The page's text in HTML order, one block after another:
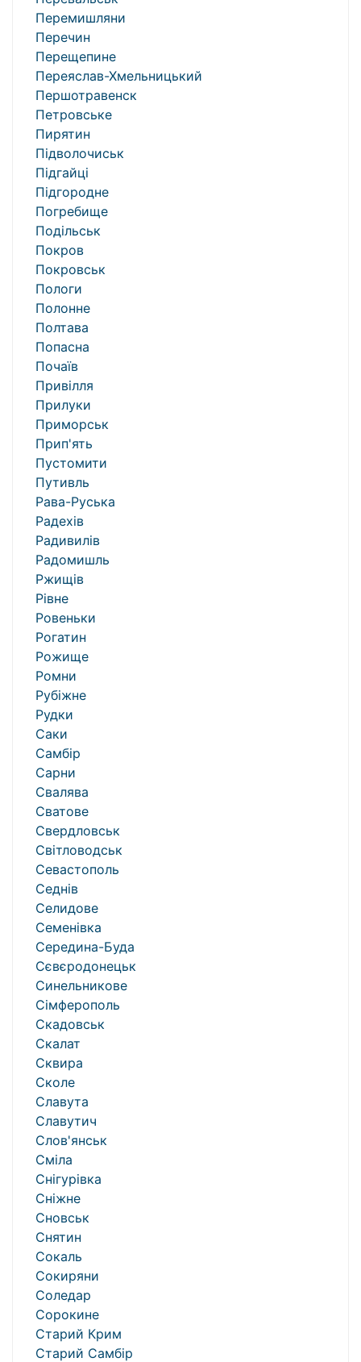
Перемишляни
Перечин
Перещепине
Переяслав-Хмельницький
Першотравенск
Петровське
Пирятин
Підволочиськ
Підгайці
Підгородне
Погребище
Подільськ
Покров
Покровськ
Пологи
Полонне
Полтава
Попасна
Почаїв
Привілля
Прилуки
Приморськ
Прип'ять
Пустомити
Путивль
Рава-Руська
Радехів
Радивилів
Радомишль
Ржищів
Рівне
Ровеньки
Рогатин
Рожище
Ромни
Рубіжне
Рудки
Саки
Самбір
Сарни
Свалява
Сватове
Свердловськ
Світловодськ
Севастополь
Седнів
Селидове
Семенівка
Середина-Буда
Сєвєродонецьк
Синельникове
Сімферополь
Скадовськ
Скалат
Сквира
Сколе
Славута
Славутич
Слов'янськ
Сміла
Снігурівка
Сніжне
Сновськ
Снятин
Сокаль
Сокиряни
Соледар
Сорокине
Старий Крим
Старий Самбір